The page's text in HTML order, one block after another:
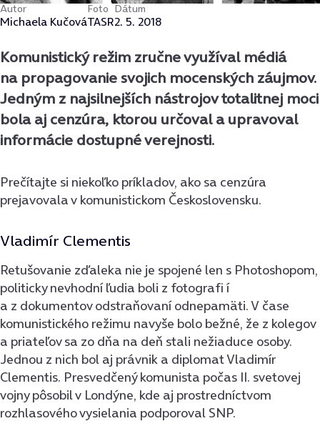
Autor
Michaela Kučová
Foto
TASR
Dátum
2. 5. 2018
Komunistický režim zručne využíval médiá
na propagovanie svojich mocenských záujmov.
Jedným z najsilnejších nástrojov totalitnej moci
bola aj cenzúra, ktorou určoval a upravoval
informácie dostupné verejnosti.
Prečítajte si niekoľko príkladov, ako sa cenzúra
prejavovala v komunistickom Československu.
Vladimír Clementis
Retušovanie zďaleka nie je spojené len s Photoshopom,
politicky nevhodní ľudia boli z fotografi í
a z dokumentov odstraňovaní odnepamäti. V čase
komunistického režimu navyše bolo bežné, že z kolegov
a priateľov sa zo dňa na deň stali nežiaduce osoby.
Jednou z nich bol aj právnik a diplomat Vladimír
Clementis. Presvedčený komunista počas II. svetovej
vojny pôsobil v Londýne, kde aj prostredníctvom
rozhlasového vysielania podporoval SNP.